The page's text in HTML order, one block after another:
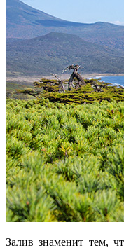
Залив знаменит тем,